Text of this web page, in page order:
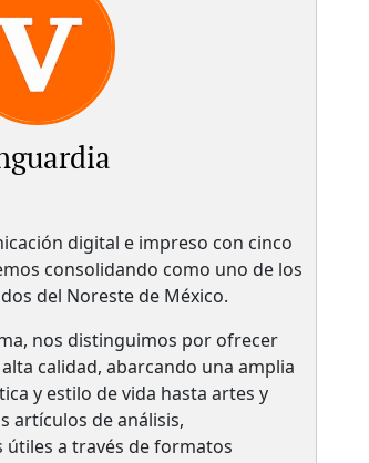
digital e impreso con cinco
consolidando como uno de los
del Noreste de México.
nos distinguimos por ofrecer
calidad, abarcando una amplia
y estilo de vida hasta artes y
artículos de análisis,
a través de formatos